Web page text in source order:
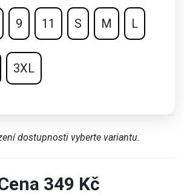
9 11 S M L
3XL
dostupnosti vyberte variantu.
349 Kč